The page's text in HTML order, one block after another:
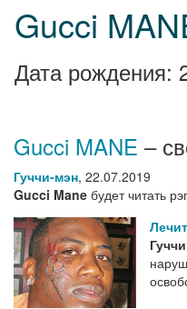
Gucci
Дата рождения:
Gucci MANE –
Гуччи-мэн, 22.07.2019
Gucci Mane будет читать